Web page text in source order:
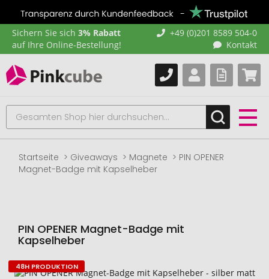
Sichern Sie sich 3% Rabatt
auf Ihre Online-Bestellung!
+49 (0)201 8589 504-0
Kontakt
Startseite Giveaways Magnete
PIN OPENER
Magnet-Badge mit Kapselheber
PIN OPENER Magnet-Badge mit
Kapselheber
Zum
48H PRODUKTION